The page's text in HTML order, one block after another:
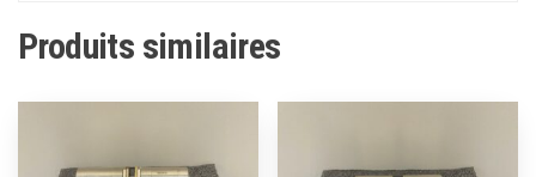
Produits similaires